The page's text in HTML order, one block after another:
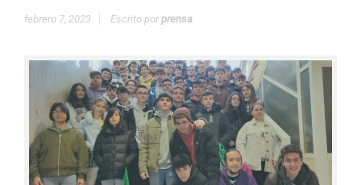
febrero 7, 2023 Escrito porprensa